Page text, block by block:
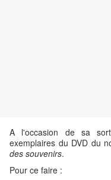
A l'occasion de sa
exemplaires du DVD du
des souvenirs.
Pour ce faire :